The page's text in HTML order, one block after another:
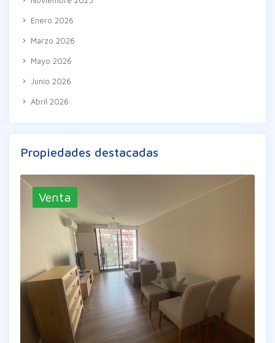
Enero 2026
Marzo 2026
Mayo 2026
Junio 2026
Abril 2026
Propiedades destacadas
Venta